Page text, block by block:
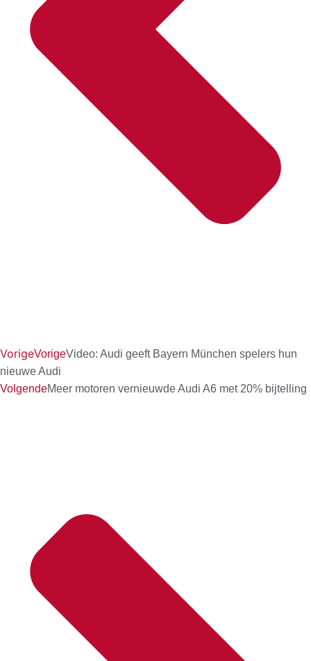
VorigeVorigeVideo: Audi geeft Bayern München spelers hun
nieuwe Audi
VolgendeMeer motoren vernieuwde Audi A6 met 20% bijtelling